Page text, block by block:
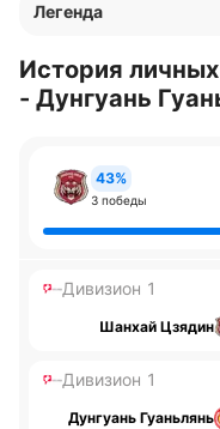
Легенда
История
- Дунгуань
43%
3 победы
Дивизион 1
Шанхай Цзядин
Дивизион 1
Дунгуань Гуаньлянь